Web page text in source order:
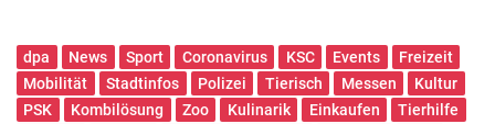
dpa News Sport Coronavirus KSC Events
Freizeit
Mobilität
Stadtinfos Polizei Tierisch Messen
Kultur
PSK
Kombilösung Zoo Kulinarik Einkaufen
Tierhilfe